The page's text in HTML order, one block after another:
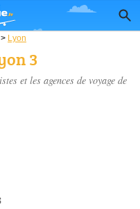
> Lyon
3
et les agences de voyage de